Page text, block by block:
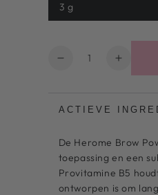
3 g
Variante
esaurita
Quantità
Diminuire
per
per
sopracciglia
Marrone
medio
per
per
medio
ACTIEVE
De Herome Brow
toepassing en een
Provitamine B5
ontworpen is om